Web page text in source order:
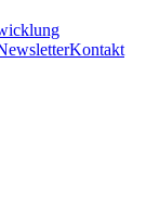
Kontakt